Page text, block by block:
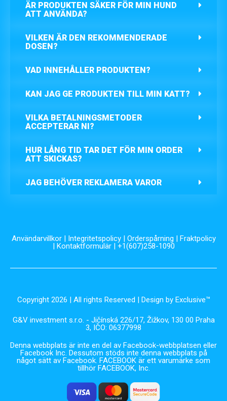
ÄR PRODUKTEN SÄKER FÖR MIN HUND
ATT ANVÄNDA?
VILKEN ÄR DEN REKOMMENDERADE
DOSEN?
VAD INNEHÅLLER PRODUKTEN?
KAN JAG GE PRODUKTEN TILL MIN KATT?
VILKA BETALNINGSMETODER
ACCEPTERAR NI?
HUR LÅNG TID TAR DET FÖR MIN ORDER
ATT SKICKAS?
JAG BEHÖVER REKLAMERA VAROR
Användarvillkor| Integritetspolicy| Orderspårning | Fraktpolicy
| Kontaktformulär| +1(607)258-1090
Copyright 2026 | All rights Reserved | Design by Exclusive™️
G&V investment s.r.o. - Jičínská 226/17, Žižkov, 130 00 Praha
3, IČO: 06377998
Denna webbplats är inte en del av Facebook-webbplatsen eller
Facebook Inc. Dessutom stöds inte denna webbplats på
något sätt av Facebook. FACEBOOK är ett varumärke som
tillhör FACEBOOK, Inc.